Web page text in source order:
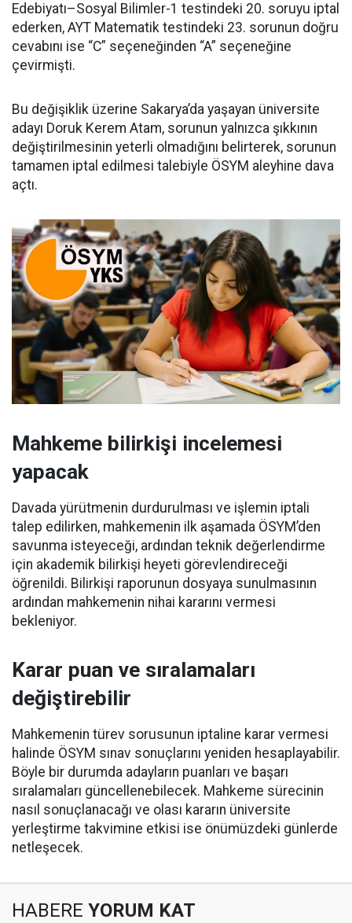
Edebiyatı–Sosyal Bilimler-1 testindeki 20. soruyu iptal
ederken, AYT Matematik testindeki 23. sorunun doğru
cevabını ise “C” seçeneğinden “A” seçeneğine
çevirmişti.
Bu değişiklik üzerine Sakarya’da yaşayan üniversite
adayı Doruk Kerem Atam, sorunun yalnızca şıkkının
değiştirilmesinin yeterli olmadığını belirterek, sorunun
tamamen iptal edilmesi talebiyle ÖSYM aleyhine dava
açtı.
Mahkeme bilirkişi incelemesi
yapacak
Davada yürütmenin durdurulması ve işlemin iptali
talep edilirken, mahkemenin ilk aşamada ÖSYM’den
savunma isteyeceği, ardından teknik değerlendirme
için akademik bilirkişi heyeti görevlendireceği
öğrenildi. Bilirkişi raporunun dosyaya sunulmasının
ardından mahkemenin nihai kararını vermesi
bekleniyor.
Karar puan ve sıralamaları
değiştirebilir
Mahkemenin türev sorusunun iptaline karar vermesi
halinde ÖSYM sınav sonuçlarını yeniden hesaplayabilir.
Böyle bir durumda adayların puanları ve başarı
sıralamaları güncellenebilecek. Mahkeme sürecinin
nasıl sonuçlanacağı ve olası kararın üniversite
yerleştirme takvimine etkisi ise önümüzdeki günlerde
netleşecek.
HABERE YORUM KAT